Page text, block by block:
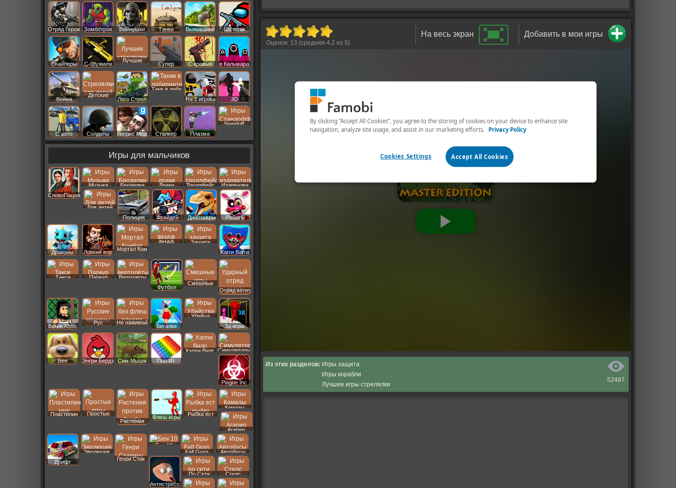
Оценок: 13 (средняя 4.2 из 5)
Добавить в мои игры
На весь экран
52497
Из этих разделов: Игры защита
Игры корабли
Лучшие игры стрелялки
Отряд Герои Зомботрон Войнушки Танки Выживание Шутеры
Снайперы С оружием
Лучшие
Супер С кровью в Кальмара
Война
Детские
Лего Стрел
Танк в лаби
На 2 игрока
3D
С авто Солдаты Гаррис Мод Сталкер Плазма
Standoff
Игры для мальчиков
СловоПацана
Музыка Бродилки Драки Троллфейс Издевалки
Для детей
Полиция
Фрайдей Динозавры Роботы
Драконы Ловкий вор
Мортал Ком
ФНАФ
Защита
Хагги Вагги
Такси Паркур
Вертолеты
Футбол
Смешные
Отряд котят
Бомж Хобо
Рус
Не нажимай
Бегалки
Убийца
3д игры
Бен Энгри Бердз Сим Мыши Поп Ит
Хэппи Вилс Симуляторы
Plague Inc
Пластилин
Простые
Растения
Флеш игры
Рыбка ест
Камазы
Агарио
Дрифт
Эволюция
Генри Стик
Бен 10
Fall Guys
Автобусы
Антистресс
По Сети Стелс